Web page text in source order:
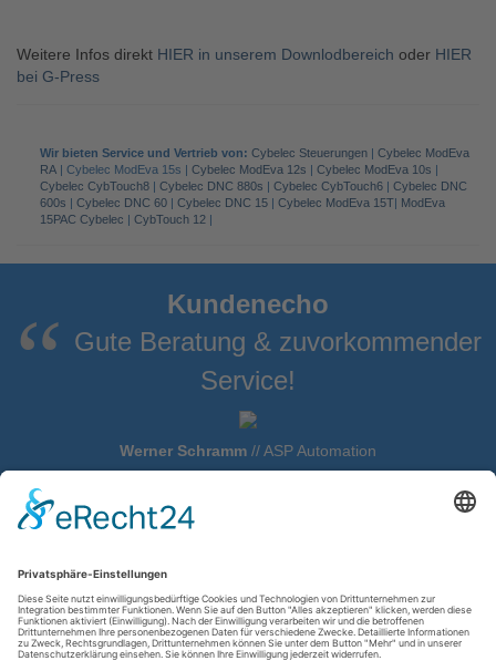
Weitere Infos direkt HIER in unserem Downlodbereich oder HIER
bei G-Press
Wir bieten Service und Vertrieb von: Cybelec Steuerungen | Cybelec ModEva
RA | Cybelec ModEva 15s | Cybelec ModEva 12s | Cybelec ModEva 10s |
Cybelec CybTouch8 | Cybelec DNC 880s | Cybelec CybTouch6 | Cybelec DNC
600s | Cybelec DNC 60 | Cybelec DNC 15 | Cybelec ModEva 15T| ModEva
15PAC Cybelec | CybTouch 12 |
Kundenecho
Gute Beratung & zuvorkommender
Service!
Werner Schramm //ASP Automation
Service, Neu- und Gebrauchtmaschinen
Cybelec Servicepartner
Ältere Cybelec Steuerungen
Gasparini X-Press
Delem-Steuerungen Service & Reparaturen